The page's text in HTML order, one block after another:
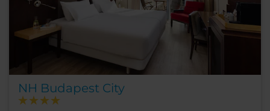
NH Budapest City